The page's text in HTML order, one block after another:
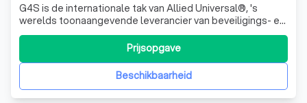
G4S is de internationale tak van Allied Universal®, 's
werelds toonaangevende leverancier van beveiligings- en
facilitaire diensten en een vertrouwde partner voor meer
dan 400 van de Fortune 500-bedrijven. Het bedrijf levert
ongeëvenaarde klantrelaties, innovatieve oplossingen,
geavanceerde slimme tBeschikbaarheid
Prijsopgave